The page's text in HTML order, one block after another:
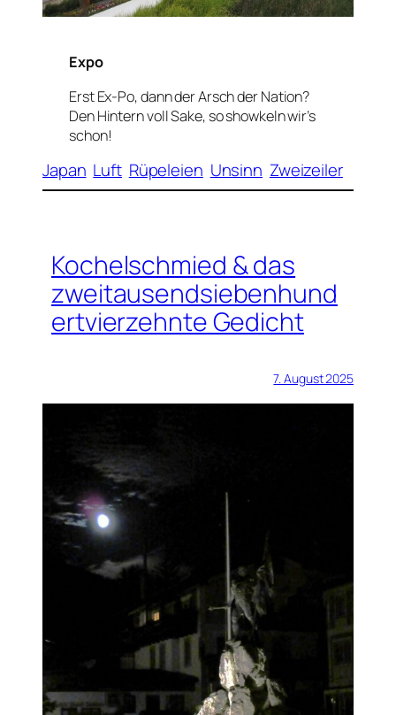
Expo
Erst Ex-Po, dann der Arsch der Nation?
Den Hintern voll Sake, so showkeln wir’s
schon!
Japan Luft Rüpeleien Unsinn Zweizeiler
Kochelschmied & das
zweitausendsiebenhund
ertvierzehnte Gedicht
7. August 2025